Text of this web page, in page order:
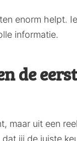
enorm helpt.
informatie.
de
maar uit een
jij de juiste